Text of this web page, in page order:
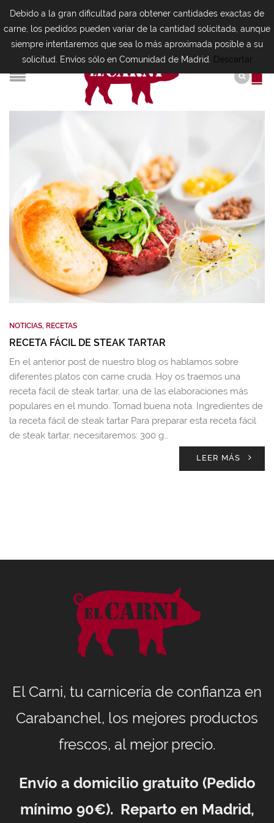
NOTICIAS, RECETAS
RECETA FÁCIL DE STEAK TARTAR
En el anterior post de nuestro blog os hablamos sobre
diferentes platos con carne cruda. Hoy os traemos una
receta fácil de steak tartar, una de las elaboraciones más
populares en el mundo. Tomad buena nota. Ingredientes de
la receta fácil de steak tartar Para preparar esta receta fácil
de steak tartar, necesitaremos: 300 g…
LEER MÁS
El Carni, tu carnicería de confianza en
Carabanchel, los mejores productos
frescos, al mejor precio.
Envío a domicilio gratuito (Pedido
mínimo 90€). Reparto en Madrid,
Debido a la gran dificultad para obtener cantidades exactas de
carne, los pedidos pueden variar de la cantidad solicitada, aunque
siempre intentaremos que sea lo más aproximada posible a su
solicitud. Envíos sólo en Comunidad de Madrid.
Descartar